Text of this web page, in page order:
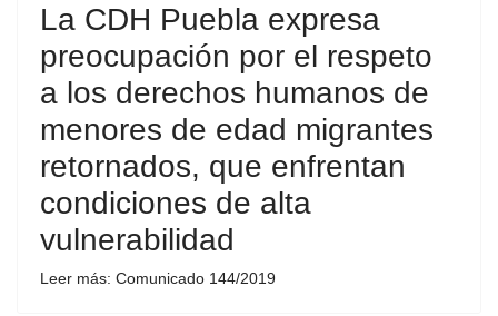
La CDH Puebla expresa
preocupación por el respeto
a los derechos humanos de
menores de edad migrantes
retornados, que enfrentan
condiciones de alta
vulnerabilidad
Leer más: Comunicado 144/2019